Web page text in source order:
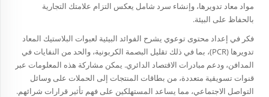
مواد معاد تدويرها، وإنشاء سرد شامل يعكس التزام علامتك التجارية
بالحفاظ على البيئة.
فكر في إعداد محتوى توعوي يشرح الفوائد البيئية لعبوات البلاستيك المعاد
تدويرها (PCR)، بما في ذلك تقليل البصمة الكربونية، والحد من النفايات في
المدافن، ودعم مبادرات الاقتصاد الدائري. يمكن مشاركة هذه المعلومات عبر
قنوات تسويقية متعددة، من بطاقات المنتجات إلى الحملات على وسائل
التواصل الاجتماعي، مما يساعد المستهلكين على فهم تأثير قرارات شرائهم.